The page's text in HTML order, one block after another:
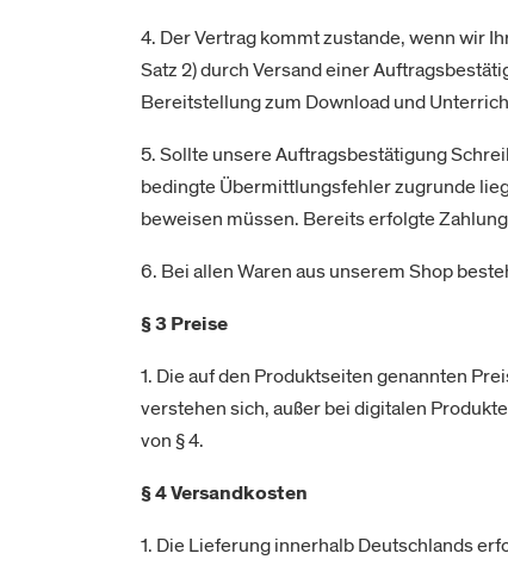
4. Der Vertrag kommt zustande, wenn wir
Satz 2) durch Versand einer
Bereitstellung zum Download und
5. Sollte unsere Auftragsbestätigung
bedingte Übermittlungsfehler zugrunde
beweisen müssen. Bereits erfolgte
6. Bei allen Waren aus unserem Shop
§ 3 Preise
1. Die auf den Produktseiten genannten
verstehen sich, außer bei digitalen
von § 4.
§ 4 Versandkosten
1. Die Lieferung innerhalb Deutschlands